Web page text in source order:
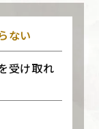
ない
受け取れ